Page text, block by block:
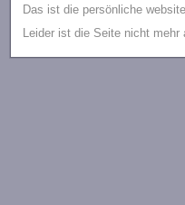
Das ist die persönliche
Leider ist die Seite nicht